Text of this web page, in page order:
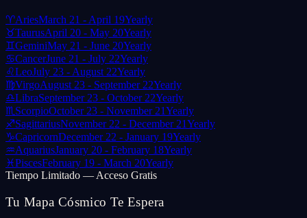
♈AriesMarch 21 - April 19Yearly
♉TaurusApril 20 - May 20Yearly
♊GeminiMay 21 - June 20Yearly
♋CancerJune 21 - July 22Yearly
♌LeoJuly 23 - August 22Yearly
♍VirgoAugust 23 - September 22Yearly
♎LibraSeptember 23 - October 22Yearly
♏ ScorpioOctober 23 - November 21Yearly
♐SagittariusNovember 22 - December 21Yearly
♑CapricornDecember 22 - January 19Yearly
♒AquariusJanuary 20 - February 18Yearly
♓PiscesFebruary 19 - March 20Yearly
Tiempo Limitado — Acceso Gratis
Tu Mapa Cósmico Te Espera